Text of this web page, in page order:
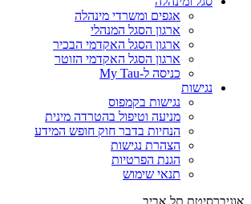
אגפים ומשרדי מינהלה
ארגון הסגל המנהלי
ארגון הסגל האקדמי הבכיר
ארגון הסגל האקדמי הזוטר
כניסה ל-My Tau
נגישות
נגישות בקמפוס
מניעה וטיפול בהטרדה מינית
הנחיות בדבר חוק חופש המידע
הצהרת נגישות
הגנת הפרטיות
תנאי שימוש